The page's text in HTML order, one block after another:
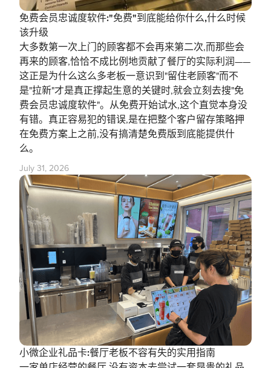
免费会员忠诚度软件:"免费"到底能给你什么,什么时候
该升级
大多数第一次上门的顾客都不会再来第二次,而那些会
再来的顾客,恰恰不成比例地贡献了餐厅的实际利润——
这正是为什么这么多老板一意识到"留住老顾客"而不
是"拉新"才是真正撑起生意的关键时,就会立刻去搜"免
费会员忠诚度软件"。从免费开始试水,这个直觉本身没
有错。真正容易犯的错误,是在把整个客户留存策略押
在免费方案上之前,没有搞清楚免费版到底能提供什
么。
July 31, 2026
小微企业礼品卡:餐厅老板不容有失的实用指南